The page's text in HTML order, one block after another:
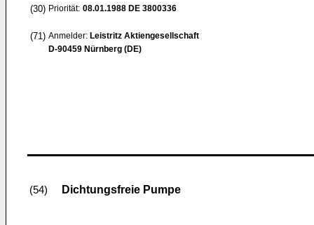
(30) Priorität: 08.01.1988 DE 3800336
(71) Anmelder: Leistritz Aktiengesellschaft
D-90459 Nürnberg (DE)
(54) Dichtungsfreie Pumpe